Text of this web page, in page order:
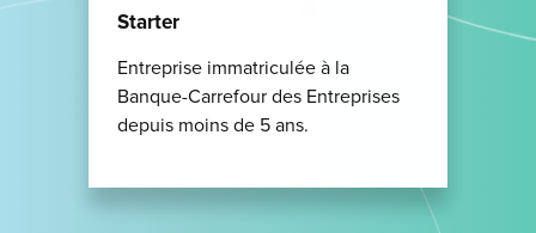
Starter
Entreprise immatriculée à la
Banque-Carrefour des Entreprises
depuis moins de 5 ans.